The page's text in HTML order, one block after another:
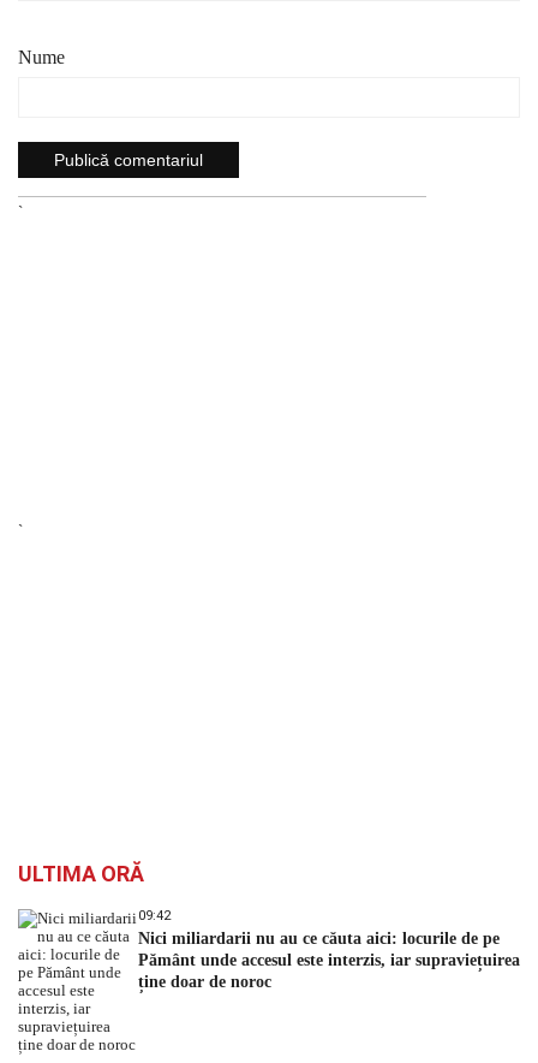
Nume
`
`
ULTIMA ORĂ
09:42
Nici miliardarii nu au ce căuta aici: locurile de pe
Pământ unde accesul este interzis, iar supraviețuirea
ține doar de noroc